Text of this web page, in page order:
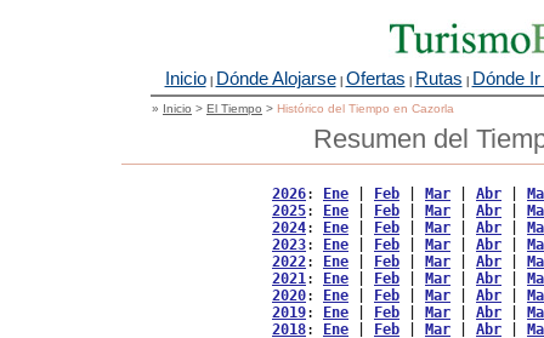
Inicio| Dónde Alojarse| Ofertas | Rutas | Dónde
» Inicio > El Tiempo > Histórico del Tiempo en Cazorla
Resumen del
2026: Ene Feb Mar Abr
2025: Ene Feb Mar Abr
2024: Ene Feb Mar Abr
2023: Ene Feb Mar Abr
2022: Ene Feb Mar Abr
2021: Ene Feb Mar Abr
2020: Ene Feb Mar Abr
2019: Ene Feb Mar Abr
2018: Ene Feb Mar Abr